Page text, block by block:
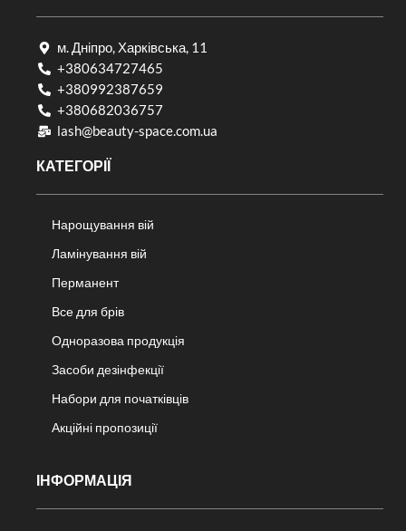
м. Дніпро, Харківська, 11
+380634727465
+380992387659
+380682036757​
lash@beauty-space.com.ua
КАТЕГОРІЇ
Нарощування вій
Ламінування вій
Перманент
Все для брів
Одноразова продукція
Засоби дезінфекції
Набори для початківців
Акційні пропозиції
ІНФОРМАЦІЯ